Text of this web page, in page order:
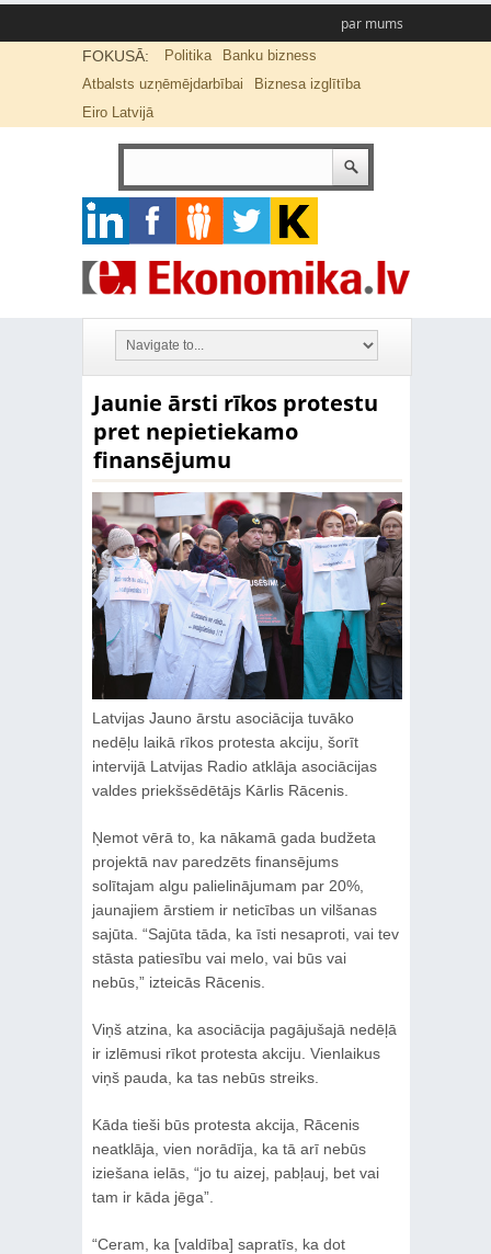
par mums
FOKUSĀ: Politika
Banku bizness
Atbalsts uzņēmējdarbībai
Biznesa izglītība
Eiro Latvijā
Jaunie ārsti rīkos protestu
pret nepietiekamo
finansējumu
Latvijas Jauno ārstu asociācija tuvāko
nedēļu laikā rīkos protesta akciju, šorīt
intervijā Latvijas Radio atklāja asociācijas
valdes priekšsēdētājs Kārlis Rācenis.
Ņemot vērā to, ka nākamā gada budžeta
projektā nav paredzēts finansējums
solītajam algu palielinājumam par 20%,
jaunajiem ārstiem ir neticības un vilšanas
sajūta. “Sajūta tāda, ka īsti nesaproti, vai tev
stāsta patiesību vai melo, vai būs vai
nebūs,” izteicās Rācenis.
Viņš atzina, ka asociācija pagājušajā nedēļā
ir izlēmusi rīkot protesta akciju. Vienlaikus
viņš pauda, ka tas nebūs streiks.
Kāda tieši būs protesta akcija, Rācenis
neatklāja, vien norādīja, ka tā arī nebūs
iziešana ielās, “jo tu aizej, pabļauj, bet vai
tam ir kāda jēga”.
“Ceram, ka [valdība] sapratīs, ka dot